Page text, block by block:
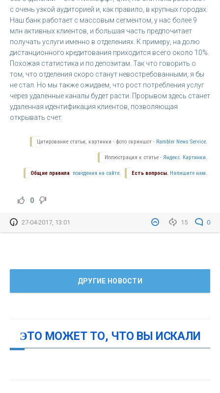
с очень узкой аудиторией и, как правило, в крупных городах.
Наш банк работает с массовым сегментом, у нас более 9
млн активных клиентов, и большая часть предпочитает
получать услуги именно в отделениях. К примеру, на долю
дистанционного кредитования приходится всего около 10%.
Похожая статистика и по депозитам. Так что говорить о
том, что отделения скоро станут невостребованными, я бы
не стал. Но мы также ожидаем, что рост потребления услуг
через удаленные каналы будет расти. Прорывом здесь станет
удаленная идентификация клиентов, позволяющая
открывать счет.
Цитирование статьи, картинки - фото скриншот - Rambler News Service.
Иллюстрация к статье - Яндекс. Картинки.
Есть вопросы. Напишите нам.
Общие правила поведения на сайте.
0
15 0
27-04-2017, 13:01
ДРУГИЕ НОВОСТИ
ЭТО МОЖЕТ ТО, ЧТО ВЫ ИСКАЛИ